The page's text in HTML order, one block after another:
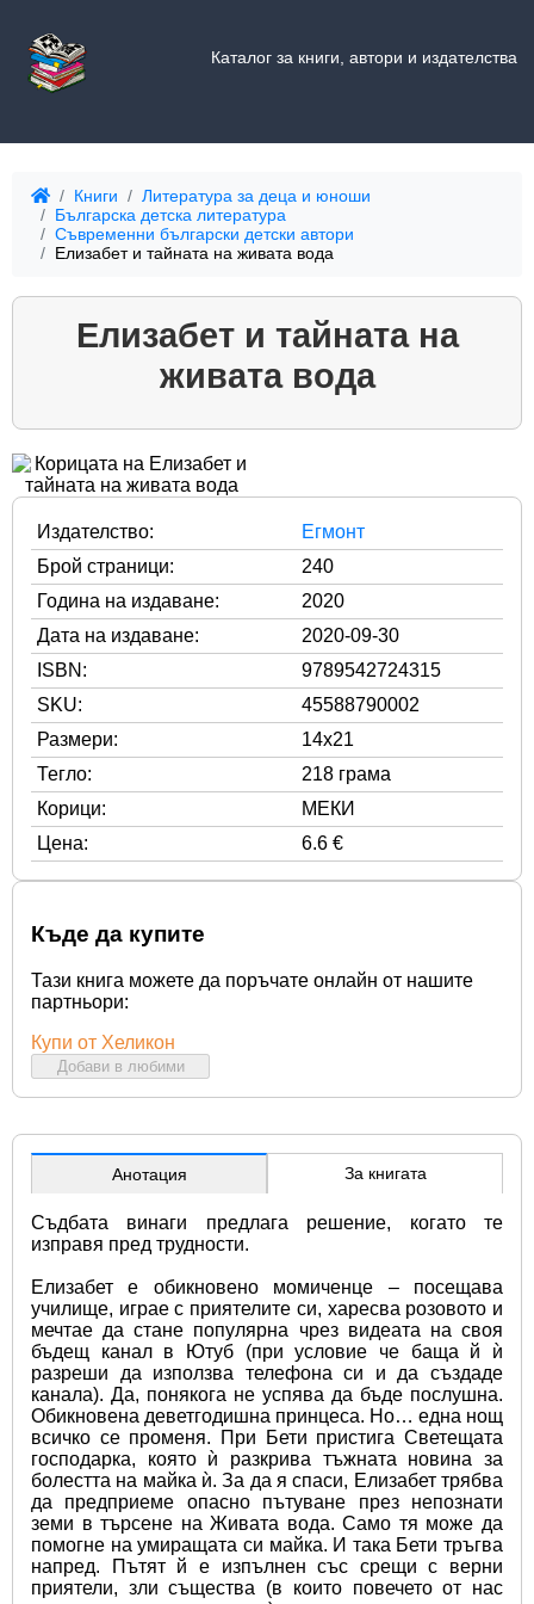
Каталог за книги, автори и издателства
Книги
Литература за деца и юноши
Българска детска литература
Съвременни български детски автори
Елизабет и тайната на живата вода
Елизабет и тайната на
живата вода
Издателство:
Егмонт
Брой страници:
240
Година на издаване:
2020
Дата на издаване:
2020-09-30
ISBN:
9789542724315
SKU:
45588790002
Размери:
14x21
Тегло:
218 грама
Корици:
МЕКИ
Цена:
6.6 €
Къде да купите
Тази книга можете да поръчате онлайн от нашите
партньори:
Купи от Хеликон
Добави в любими
Анотация За книгата
Съдбата винаги предлага решение, когато те
изправя пред трудности.
Елизабет е обикновено момиченце – посещава
училище, играе с приятелите си, харесва розовото и
мечтае да стане популярна чрез видеата на своя
бъдещ канал в Ютуб (при условие че баща й ѝ
разреши да използва телефона си и да създаде
канала). Да, понякога не успява да бъде послушна.
Обикновена деветгодишна принцеса. Но… една нощ
всичко се променя. При Бети пристига Светещата
господарка, която ѝ разкрива тъжната новина за
болестта на майка ѝ. За да я спаси, Елизабет трябва
да предприеме опасно пътуване през непознати
земи в търсене на Живата вода. Само тя може да
помогне на умиращата си майка. И така Бети тръгва
напред. Пътят й е изпълнен със срещи с верни
приятели, зли същества (в които повечето от нас